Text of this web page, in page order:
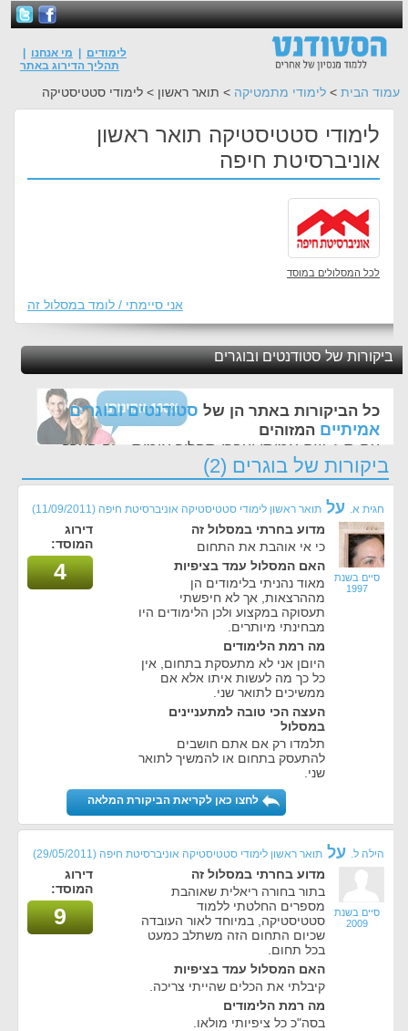
לימודים מי אנחנו
תהליך הדירוג באתר
עמוד הבית > לימודי מתמטיקה > תואר ראשון > לימודי סטטיסטיקה
לימודי סטטיסטיקה תואר ראשון
אוניברסיטת חיפה
לכל המסלולים במוסד
אני סיימתי / לומד במסלול זה
ביקורות של סטודנטים ובוגרים
כל הביקורות באתר הן של סטודנטים ובוגרים
אמיתיים המזוהים
עם ת.ז, שם אמיתי ועברו תהליך אימות - זה הערך
החשוב לנו ביותר באתר
ביקורות של בוגרים (2)
חגית א. על תואר ראשון לימודי סטטיסטיקה אוניברסיטת חיפה (11/09/2011)
סיים בשנת
1997
מדוע בחרתי במסלול זה
כי אי אוהבת את התחום
האם המסלול עמד בציפיות
מאוד נהניתי בלימודים הן
מההרצאות, אך לא חיפשתי
תעסוקה במקצוע ולכן הלימודים היו
מבחינתי מיותרים.
מה רמת הלימודים
היוםן אני לא מתעסקת בתחום, אין
כל כך מה לעשות איתו אלא אם
ממשיכים לתואר שני.
העצה הכי טובה למתעניינים
במסלול
תלמדו רק אם אתם חושבים
להתעסק בתחום או להמשיך לתואר
שני.
דירוג
המוסד:
4
לחצו כאן לקריאת הביקורת המלאה
הילה ל. על תואר ראשון לימודי סטטיסטיקה אוניברסיטת חיפה (29/05/2011)
סיים בשנת
2009
מדוע בחרתי במסלול זה
בתור בחורה ריאלית שאוהבת
מספרים החלטתי ללמוד
סטטיסטיקה, במיוחד לאור העובדה
שכיום התחום הזה משתלב כמעט
בכל תחום.
האם המסלול עמד בציפיות
קיבלתי את הכלים שהייתי צריכה.
מה רמת הלימודים
בסה"כ כל ציפיותי מולאו.
דירוג
המוסד:
9